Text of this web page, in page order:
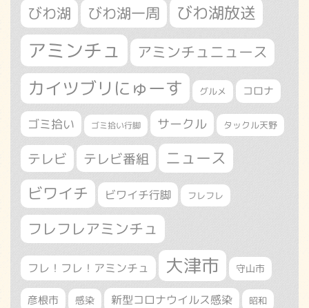
びわ湖 びわ湖一周 びわ湖放送
アミンチュ アミンチュニュース
カイツブリにゅーす グルメ コロナ
ゴミ拾い ゴミ拾い行脚 サークル タックル天野
テレビ テレビ番組 ニュース
ビワイチ ビワイチ行脚 フレフレ
フレフレアミンチュ
フレ！フレ！アミンチュ 大津市 守山市
彦根市 感染 新型コロナウイルス感染 昭和